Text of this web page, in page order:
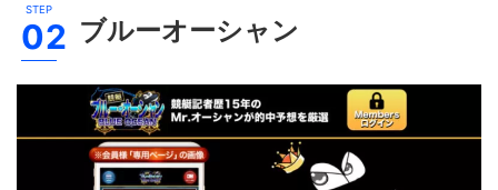
ブルーオーシャン